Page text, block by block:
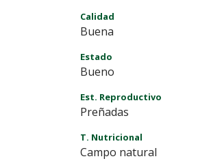
Calidad
Buena
Estado
Bueno
Est. Reproductivo
Preñadas
T. Nutricional
Campo natural